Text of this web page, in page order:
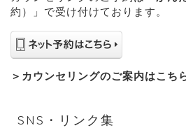
約）」で受け付けております。
＞ カウンセリングのご案内はこち
SNS・リンク集